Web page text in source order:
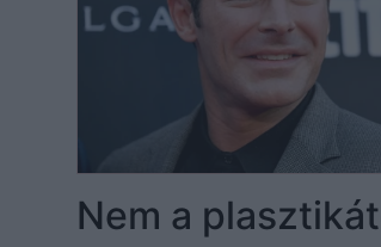
Nem a